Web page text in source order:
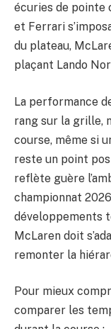
écuries de pointe
et Ferrari
du plateau,
plaçant Lando
La performance
rang sur la grille,
course, même si
reste un point
reflète guère
championnat
développements
McLaren doit
remonter la
Pour mieux
comparer les